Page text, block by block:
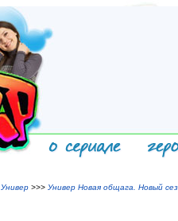
Универ >>> Универ Новая общага. Новый